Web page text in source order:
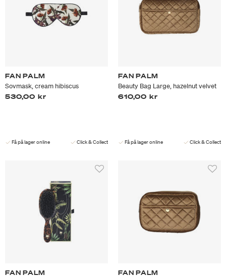
FAN PALM
Sovmask, cream hibiscus
530,00 kr
Få på lager online Click & Collect
FAN PALM
Beauty Bag Large, hazelnut velvet
610,00 kr
Få på lager online Click & Collect
FAN PALM
FAN PALM